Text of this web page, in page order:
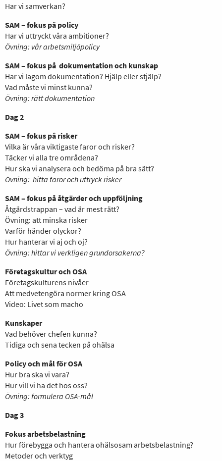
Har vi samverkan?
SAM – fokus på policy
Har vi uttryckt våra ambitioner?
Övning: vår arbetsmiljöpolicy
SAM – fokus på dokumentation och kunskap
Har vi lagom dokumentation? Hjälp eller stjälp?
Vad måste vi minst kunna?
Övning: rätt dokumentation
Dag 2
SAM – fokus på risker
Vilka är våra viktigaste faror och risker?
Täcker vi alla tre områdena?
Hur ska vi analysera och bedöma på bra sätt?
Övning: hitta faror och uttryck risker
SAM – fokus på åtgärder och uppföljning
Åtgärdstrappan – vad är mest rätt?
Övning: att minska risker
Varför händer olyckor?
Hur hanterar vi aj och oj?
Övning: hittar vi verkligen grundorsakerna?
Företagskultur och OSA
Företagskulturens nivåer
Att medvetengöra normer kring OSA
Video: Livet som macho
Kunskaper
Vad behöver chefen kunna?
Tidiga och sena tecken på ohälsa
Policy och mål för OSA
Hur bra ska vi vara?
Hur vill vi ha det hos oss?
Övning: formulera OSA-mål
Dag 3
Fokus arbetsbelastning
Hur förebygga och hantera ohälsosam arbetsbelastning?
Metoder och verktyg